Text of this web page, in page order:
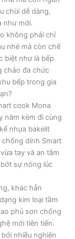
chùi dễ dàng,
như mới.
không phải chỉ
nhé mà còn chế
biệt như là bếp
chảo đa chức
bếp trong gia
cook Mona
nắm kèm đi cùng
nhựa bakelit
dính Smart
tay và an tâm
sự nóng lúc
khác hẳn
kim loại tầm
phủ sơn chống
mới tiên tiến.
nhiều nghiên